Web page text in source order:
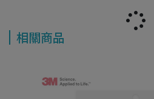
相關商品